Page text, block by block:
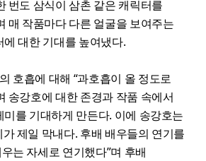
번도 삼식이 삼촌 같은 캐릭터를
매 작품마다 다른 얼굴을 보여주는
대한 기대를 높여냈다.
호흡에 대해 “과호흡이 올 정도로
송강호에 대한 존경과 작품 속에서
를 기대하게 만든다. 이에 송강호는
제일 막내다. 후배 배우들의 연기를
는 자세로 연기했다”며 후배